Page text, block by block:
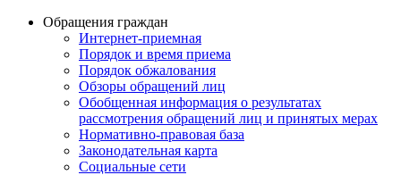
Обращения граждан
Интернет-приемная
Порядок и время приема
Порядок обжалования
Обзоры обращений лиц
Обобщенная информация о результатах
рассмотрения обращений лиц и принятых мерах
Нормативно-правовая база
Законодательная карта
Социальные сети